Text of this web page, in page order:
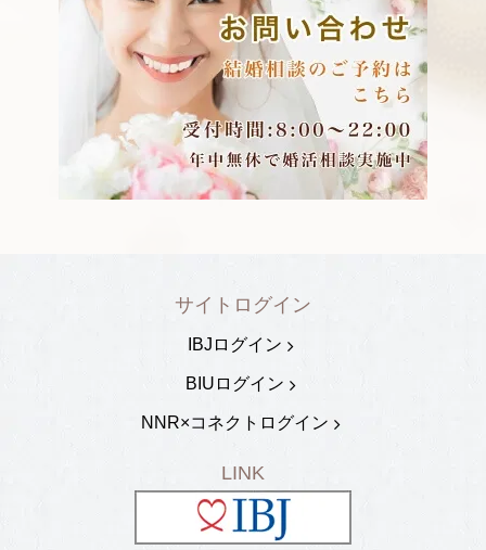
サイトログイン
IBJログイン
BIUログイン
NNR×コネクトログイン
LINK